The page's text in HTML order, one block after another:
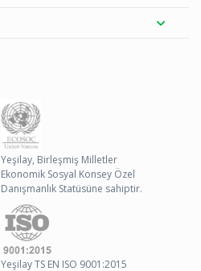
Yeşilay, Birleşmiş Milletler
Ekonomik Sosyal Konsey Özel
Danışmanlık Statüsüne sahiptir.
Yeşilay TS EN ISO 9001:2015